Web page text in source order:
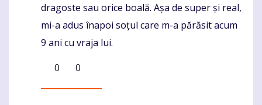
dragoste sau orice boală. Așa de super și real,
mi-a adus înapoi soțul care m-a părăsit acum
9 ani cu vraja lui.
0
0